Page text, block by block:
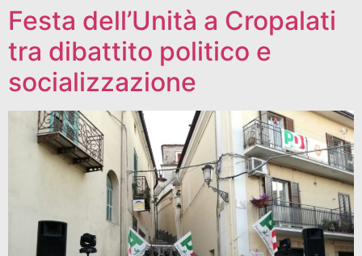
Festa dell’Unità a Cropalati
tra dibattito politico e
socializzazione